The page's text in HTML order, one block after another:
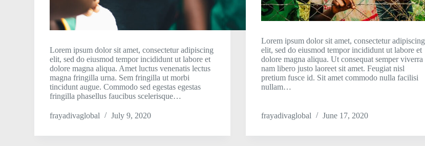
Lorem ipsum dolor sit amet, consectetur adipiscing
elit, sed do eiusmod tempor incididunt ut labore et
dolore magna aliqua. Amet luctus venenatis lectus
magna fringilla urna. Sem fringilla ut morbi
tincidunt augue. Commodo sed egestas egestas
fringilla phasellus faucibus scelerisque…
frayadivaglobal July 9, 2020
Lorem ipsum dolor sit amet, consectetur adipiscing
elit, sed do eiusmod tempor incididunt ut labore et
dolore magna aliqua. Ut consequat semper viverra
nam libero justo laoreet sit amet. Feugiat nisl
pretium fusce id. Sit amet commodo nulla facilisi
nullam…
frayadivaglobal June 17, 2020